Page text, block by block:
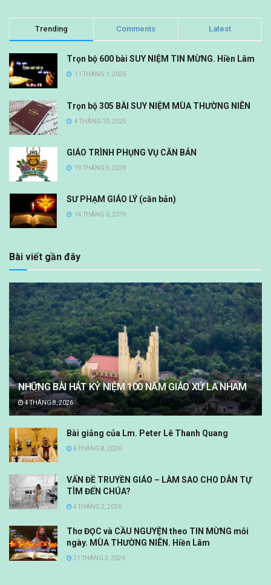
Trending Comments Latest
Trọn bộ 600 bài SUY NIỆM TIN MỪNG. Hiền Lâm
11 THÁNG 1, 2026
Trọn bộ 305 BÀI SUY NIỆM MÙA THƯỜNG NIÊN
4 THÁNG 10, 2025
GIÁO TRÌNH PHỤNG VỤ CĂN BẢN
19 THÁNG 5, 2019
SƯ PHẠM GIÁO LÝ (căn bản)
14 THÁNG 6, 2019
Bài viết gần đây
NHỮNG BÀI HÁT KỶ NIỆM 100 NĂM GIÁO XỨ LA NHAM
4 THÁNG 8, 2026
Bài giảng của Lm. Peter Lê Thanh Quang
6 THÁNG 8, 2026
VẤN ĐỀ TRUYỀN GIÁO – LÀM SAO CHO DÂN TỰ
TÌM ĐẾN CHÚA?
4 THÁNG 2, 2026
Thơ ĐỌC và CẦU NGUYỆN theo TIN MỪNG mỗi
ngày. MÙA THƯỜNG NIÊN. Hiền Lâm
21 THÁNG 3, 2026